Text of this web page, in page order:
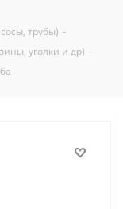
трубы) -
уголки и др) -